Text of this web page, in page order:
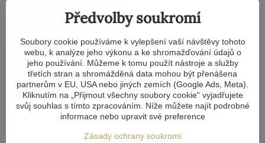
Předvolby soukromí
Soubory cookie používáme k vylepšení vaší návštěvy tohoto
webu, k analýze jeho výkonu a ke shromažďování údajů o
jeho používání. Můžeme k tomu použít nástroje a služby
třetích stran a shromážděná data mohou být přenášena
partnerům v EU, USA nebo jiných zemích (Google Ads, Meta).
Kliknutím na „Přijmout všechny soubory cookie“ vyjadřujete
svůj souhlas s tímto zpracováním. Níže můžete najít podrobné
informace nebo upravit své preference
Zásady ochrany soukromí